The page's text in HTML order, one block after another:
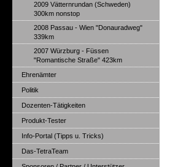
2009 Vätternrundan (Schweden)
300km nonstop
2008 Passau - Wien "Donauradweg"
339km
2007 Würzburg - Füssen
"Romantische Straße" 423km
Ehrenämter
Politik
Dozenten-Tätigkeiten
Produkt-Tester
Info-Portal (Tipps u. Tricks)
Das-TetraTeam